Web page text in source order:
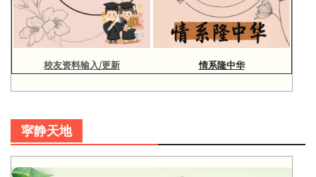
校友资料输入/更新 情系隆中华
寜静天地